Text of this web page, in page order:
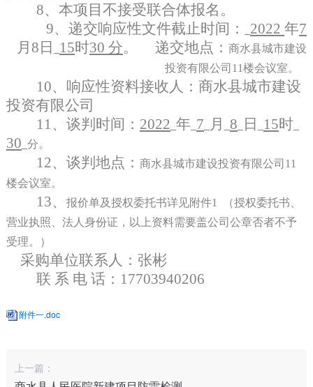
8、本项目不接受联合体报名。
9、递交响应性文件截止时间 ： 2022 年7
月 8 日 15时30 分。 递交地点 ：商水县城市建设
投资有限公司 11楼会议室。
10、 响应性资料接收人 ： 商水县城市建设
投资有限公司
11、 谈判时间： 2022 年 7 月 8 日 15时
30 分。
12、 谈判地点： 商水县城市建设投资有限公司 11
楼会议室。
13、 报价单及授权委托书详见附件1
（授权委托书、
营业执照、法人身份证，以上资料需要盖公司公章否者不予
受理。）
采购单位联系人： 张彬
联 系 电 话： 17703940206
附件一.doc
上一篇：